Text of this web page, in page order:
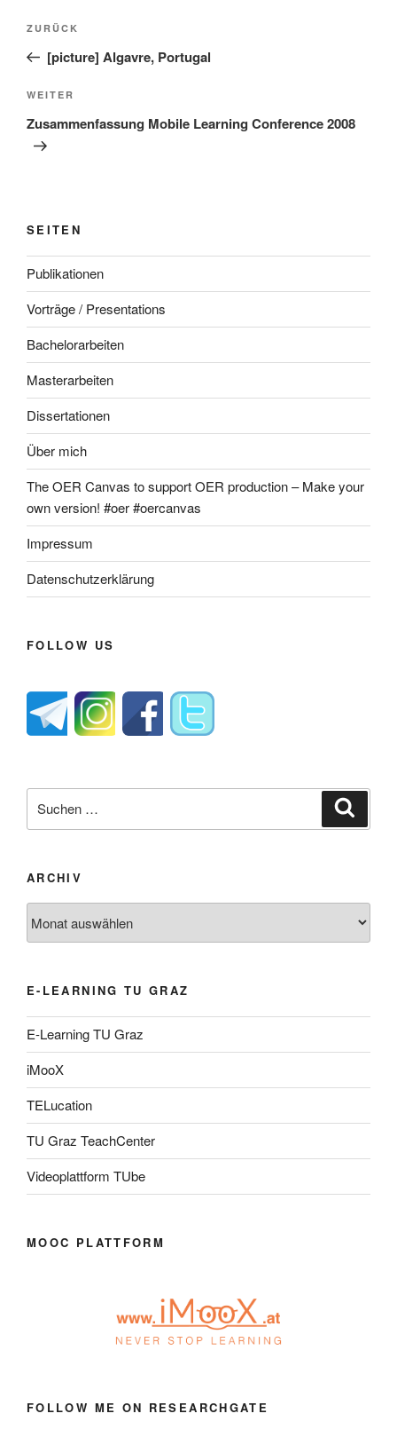
Beitragsnavigation
Vorheriger
Beitrag
ZURÜCK
[picture] Algavre, Portugal
Nächster
Beitrag
WEITER
Zusammenfassung Mobile Learning Conference 2008
SEITEN
Publikationen
Vorträge / Presentations
Bachelorarbeiten
Masterarbeiten
Dissertationen
Über mich
The OER Canvas to support OER production – Make your
own version! #oer #oercanvas
Impressum
Datenschutzerklärung
FOLLOW US
nach:
ARCHIV
E-LEARNING TU GRAZ
E-Learning TU Graz
iMooX
TELucation
TU Graz TeachCenter
Videoplattform TUbe
MOOC PLATTFORM
FOLLOW ME ON RESEARCHGATE